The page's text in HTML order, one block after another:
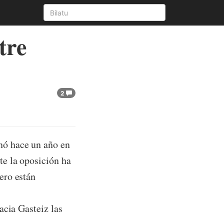
2
hace un año en
la oposición ha
están
Gasteiz las